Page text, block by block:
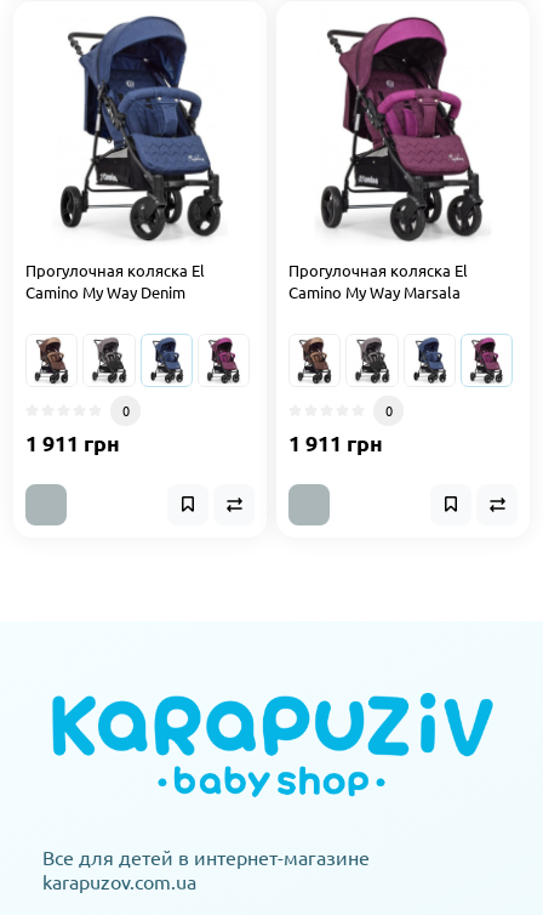
Прогулочная коляска El
Camino My Way Denim
0
1 911 грн
Прогулочная коляска El
Camino My Way Marsala
0
1 911 грн
Все для детей в интернет-магазине
karapuzov.com.ua